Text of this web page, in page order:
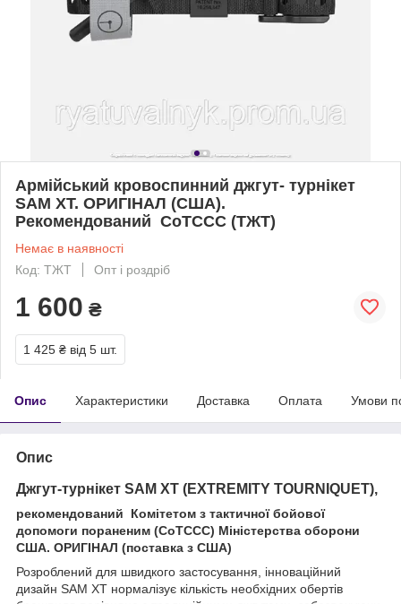
Армійський кровоспинний джгут- турнікет
SAM XT. ОРИГІНАЛ (США).
Рекомендований СоТССС (ТЖТ)
Немає в наявності
Код: ТЖТ
Опт і роздріб
1 600 ₴
1 425 ₴ від 5 шт.
Опис Характеристики Доставка Оплата Умови
Опис
Джгут-турнікет SAM XT (EXTREMITY TOURNIQUET),
рекомендований Комітетом з тактичної бойової
допомоги пораненим (CoTCCC) Міністерства оборони
США. ОРИГІНАЛ (поставка з США)
Розроблений для швидкого застосування, інноваційний
дизайн SAM XT нормалізує кількість необхідних обертів